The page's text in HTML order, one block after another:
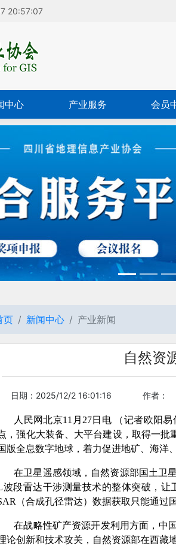
20:57:08
中心 产业服务 会员
页 新闻中心 产业新闻
自然资
日期：2025/12/2 16:01:16 作者：
人民网北京11月27日电 （记者欧阳
，强化大装备、大平台建设，取得一批
版全息数字地球，着力促进地矿、海洋
在卫星遥感领域，自然资源部国土卫
波段雷达干涉测量技术的整体突破，让
（合成孔径雷达）数据获取只能通过
在战略性矿产资源开发利用方面，中
论创新和技术攻关，自然资源部在西藏